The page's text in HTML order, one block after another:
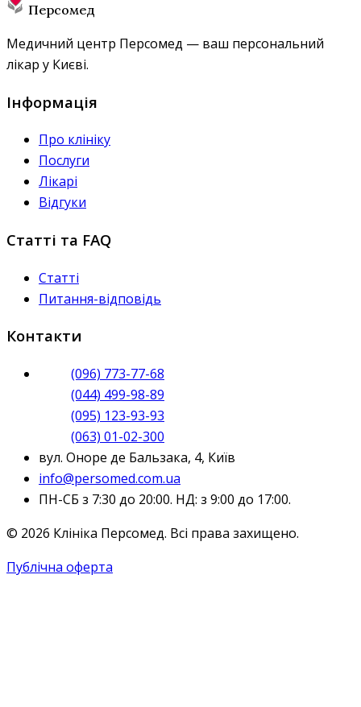
Персомед
Медичний центр Персомед — ваш персональний
лікар у Києві.
Інформація
Про клініку
Послуги
Лікарі
Відгуки
Статті та FAQ
Статті
Питання-відповідь
Контакти
(096) 773-77-68
(044) 499-98-89
(095) 123-93-93
(063) 01-02-300
вул. Оноре де Бальзака, 4, Київ
info@persomed.com.ua
ПН-СБ з 7:30 до 20:00. НД: з 9:00 до 17:00.
© 2026 Клініка Персомед. Всі права захищено.
Публічна оферта